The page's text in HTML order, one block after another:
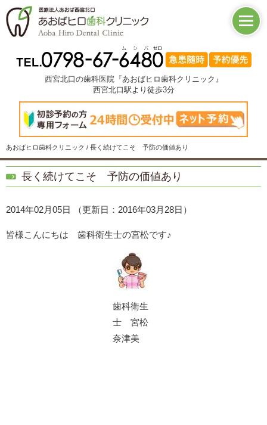
西宮北口の歯科医院『あおばヒロ歯科クリニック』
西宮北口駅より徒歩3分
あおばヒロ歯科クリニック / 長く続けてこそ 予防の価値あり
長く続けてこそ 予防の価値あり
2014年02月05日 （更新日：2016年03月28日）
皆様こんにちは 歯科衛生士の宮松です♪
歯科衛生
士 宮松
奈津美